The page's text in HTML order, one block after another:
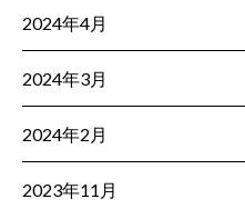
2024年4月
2024年3月
2024年2月
2023年11月